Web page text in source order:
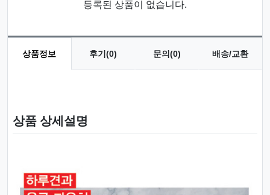
등록된 상품이 없습니다.
상품정보 후기(0) 문의(0) 배송/교환
상품 상세설명